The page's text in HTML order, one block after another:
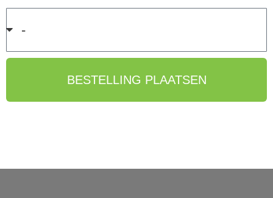
BESTELLING PLAATSEN